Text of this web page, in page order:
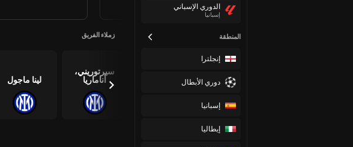
الدوري الإسباني
إسبانيا
المنطقة
إنجلترا
دوري الأبطال
إسبانيا
إيطاليا
زملاء الفريق
Marie
Detruyer
سيرتوريني،
أناماريا
لينا ماجول